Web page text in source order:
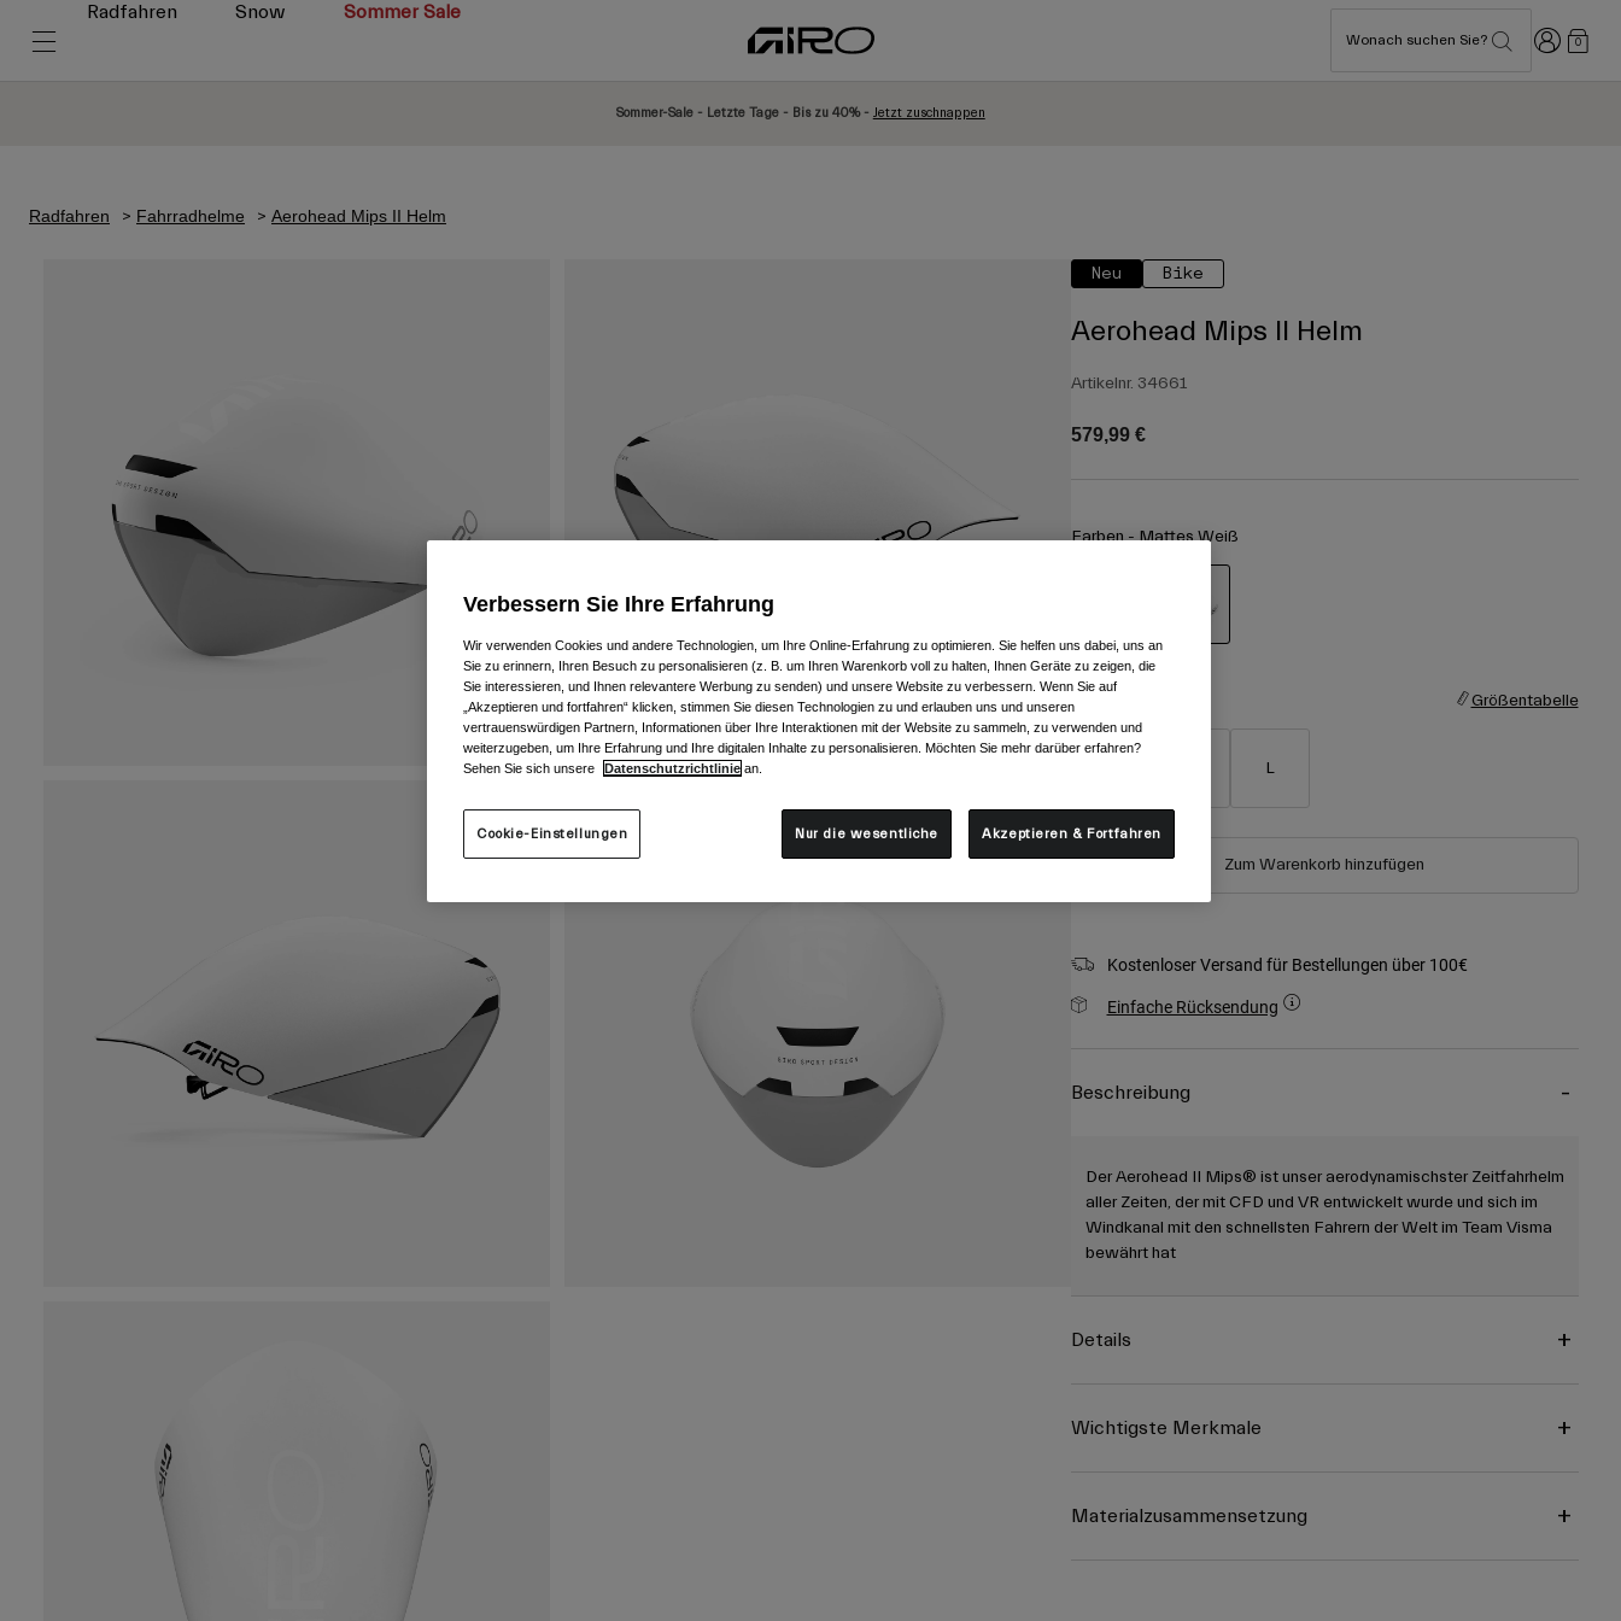
Radfahren Snow Sommer Sale
Wonach suchen Sie? Anmelden
0
Sommer-Sale - Letzte Tage - Bis zu 40% - Jetzt zuschnappen
Radfahren Fahrradhelme Aerohead Mips II Helm
Neu Bike
Aerohead Mips II Helm
Artikelnr. 34661
579,99 €
Farben -Mattes Weiß
Größe Größentabelle
L
Zum Warenkorb hinzufügen
Kostenloser Versand für Bestellungen über 100€
Einfache Rücksendung
Beschreibung
Der Aerohead II Mips® ist unser aerodynamischster Zeitfahrhelm
aller Zeiten, der mit CFD und VR entwickelt wurde und sich im
Windkanal mit den schnellsten Fahrern der Welt im Team Visma
bewährt hat
Details
Wichtigste Merkmale
Materialzusammensetzung
Verbessern Sie Ihre Erfahrung
Wir verwenden Cookies und andere Technologien, um Ihre Online-Erfahrung zu optimieren. Sie helfen uns dabei, uns an
Sie zu erinnern, Ihren Besuch zu personalisieren (z. B. um Ihren Warenkorb voll zu halten, Ihnen Geräte zu zeigen, die
Sie interessieren, und Ihnen relevantere Werbung zu senden) und unsere Website zu verbessern. Wenn Sie auf
„Akzeptieren und fortfahren“ klicken, stimmen Sie diesen Technologien zu und erlauben uns und unseren
vertrauenswürdigen Partnern, Informationen über Ihre Interaktionen mit der Website zu sammeln, zu verwenden und
weiterzugeben, um Ihre Erfahrung und Ihre digitalen Inhalte zu personalisieren. Möchten Sie mehr darüber erfahren?
Sehen Sie sich unsere
Datenschutzrichtlinie an.
Cookie-Einstellungen Nur die wesentliche Akzeptieren & Fortfahren